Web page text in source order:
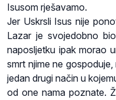
Isusom rješavamo.
Jer Uskrsli Isus nije
Lazar je svojedobno
naposljetku ipak morao
smrt njime ne
jedan drugi način u
od one nama poznate.